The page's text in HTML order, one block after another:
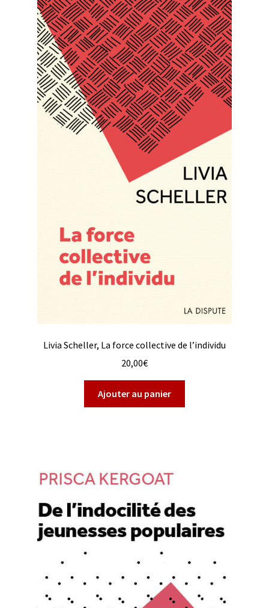
Livia Scheller, La force collective de l’individu
20,00€
Ajouter au panier